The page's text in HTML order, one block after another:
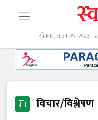
सोमबार, साउन २५, २०८३
विचार/विश्लेषण